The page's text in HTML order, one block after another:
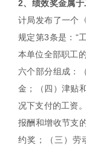
2、绩效奖金属于
计局发布了一个
规定第3条是：“
本单位全部职工
六个部分组成：
金；（四）津贴
况下支付的工资
报酬和增收节支
约奖；（三）劳